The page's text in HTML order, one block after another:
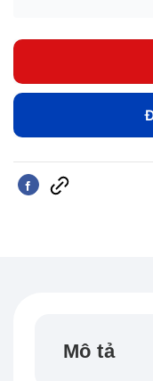
Mô tả